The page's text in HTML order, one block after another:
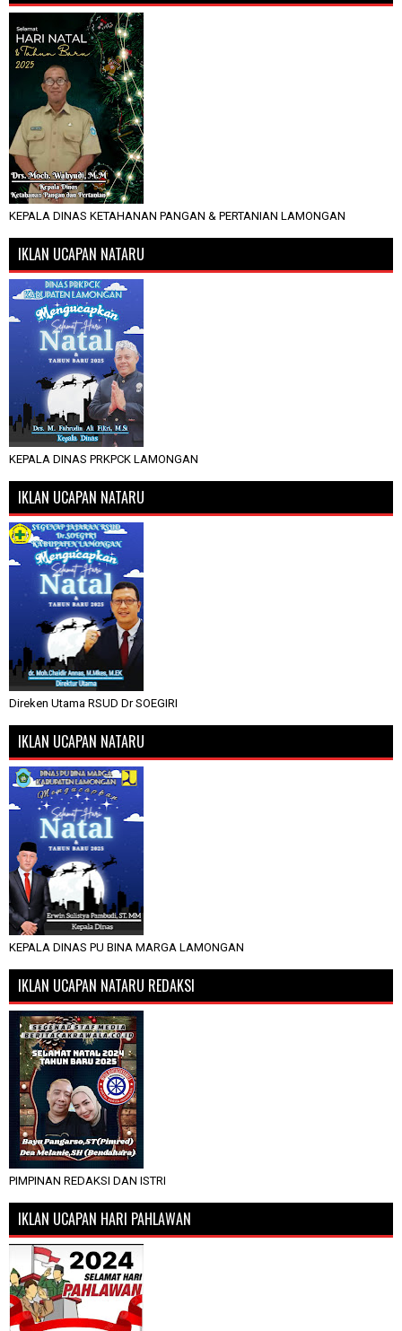
KEPALA DINAS KETAHANAN PANGAN & PERTANIAN LAMONGAN
IKLAN UCAPAN NATARU
KEPALA DINAS PRKPCK LAMONGAN
IKLAN UCAPAN NATARU
Direken Utama RSUD Dr SOEGIRI
IKLAN UCAPAN NATARU
KEPALA DINAS PU BINA MARGA LAMONGAN
IKLAN UCAPAN NATARU REDAKSI
PIMPINAN REDAKSI DAN ISTRI
IKLAN UCAPAN HARI PAHLAWAN